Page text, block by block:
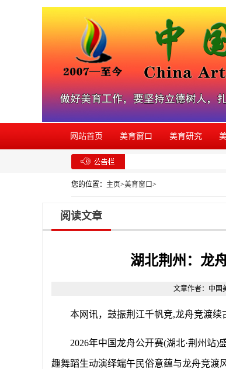
网站首页 美育窗口 美育研究
您的位置： 主页>美育窗口>
阅读文章
湖北荆州：龙
文章作者：中国
本网讯， 鼓振荆江千帆竞,龙舟竞渡续
2026年中国龙舟公开赛(湖北·荆州站
趣舞蹈生动演绎端午民俗意蕴与龙舟竞渡